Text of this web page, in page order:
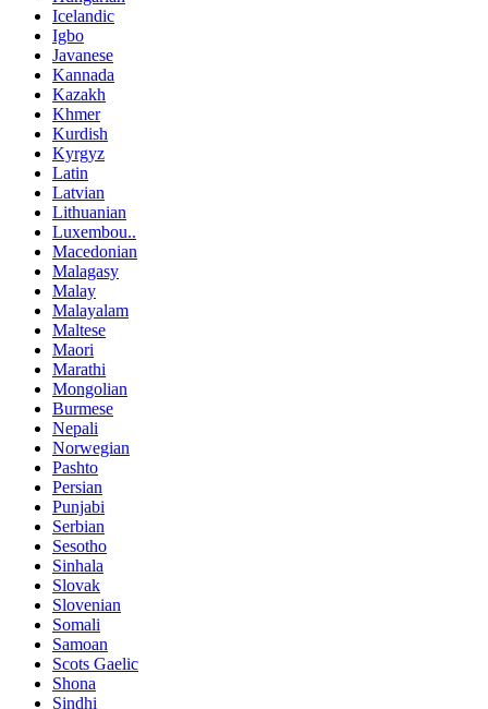
Icelandic
Igbo
Javanese
Kannada
Kazakh
Khmer
Kurdish
Kyrgyz
Latin
Latvian
Lithuanian
Luxembou..
Macedonian
Malagasy
Malay
Malayalam
Maltese
Maori
Marathi
Mongolian
Burmese
Nepali
Norwegian
Pashto
Persian
Punjabi
Serbian
Sesotho
Sinhala
Slovak
Slovenian
Somali
Samoan
Scots Gaelic
Shona
Sindhi